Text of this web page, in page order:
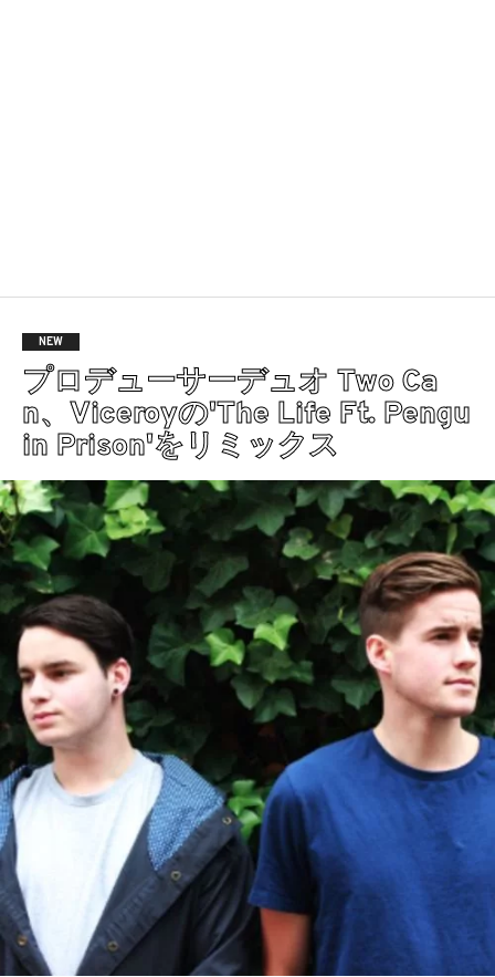
NEW
プロデューサーデュオ Two Ca
n、Viceroyの'The Life Ft. Pengu
in Prison'をリミックス